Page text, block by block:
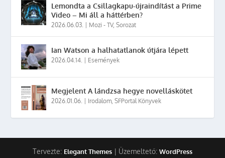
Lemondta a Csillagkapu-újraindítást a Prime
Video – Mi áll a háttérben?
2026.06.03. Mozi - TV,Sorozat
Ian Watson a halhatatlanok útjára lépett
2026.04.14. Események
Megjelent A lándzsa hegye novelláskötet
2026.01.06. Irodalom,SFPortal Könyvek
Tervezte: Elegant Themes | Üzemeltető: WordPress